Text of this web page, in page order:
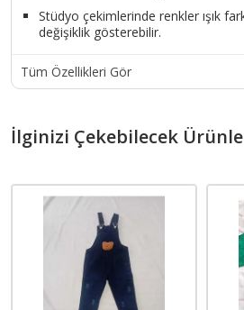
Stüdyo çekimlerinde renkler ışık
değişiklik gösterebilir.
Tüm Özellikleri Gör
İlginizi Çekebilecek